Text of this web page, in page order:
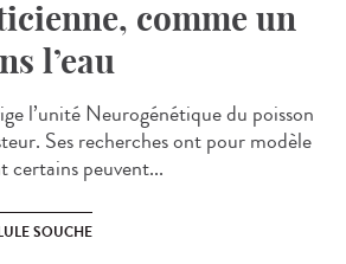
comme un
l’eau
l’unité Neurogénétique du poisson
Ses recherches ont pour modèle
certains peuvent...
SOUCHE